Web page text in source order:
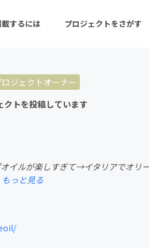
するには プロジェクトをさがす
プロジェクト
発 フード・飲食
ロジェクトオーナー
トを投稿しています
イルが楽しすぎて→イタリアでオ
もっと見る